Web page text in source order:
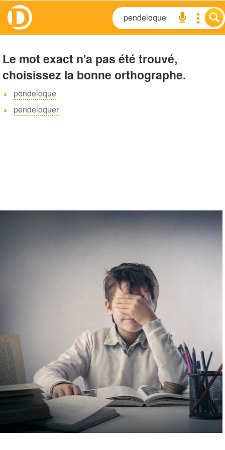
Le mot exact n'a pas été trouvé,
choisissez la bonne orthographe.
pendeloque
pendeloquer